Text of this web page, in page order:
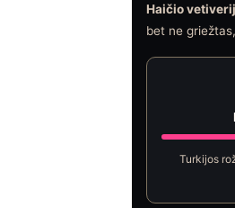
Haičio
bet ne
Turkijos